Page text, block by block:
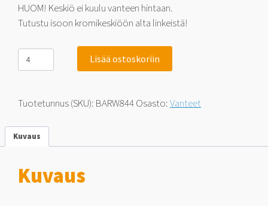
HUOM! Keskiö ei kuulu vanteen hintaan.
Tutustu isoon kromikeskiöön alta linkeistä!
Jack
Wheeler
Rocky
Black
-44
Lisää ostoskoriin
Tuotetunnus (SKU): BARW844Osasto:Vanteet
Kuvaus
Kuvaus